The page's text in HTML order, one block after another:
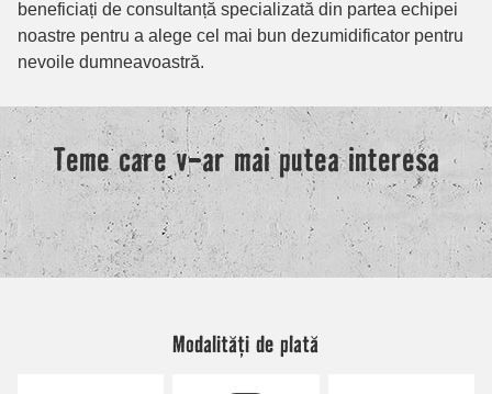
Modalități de plată